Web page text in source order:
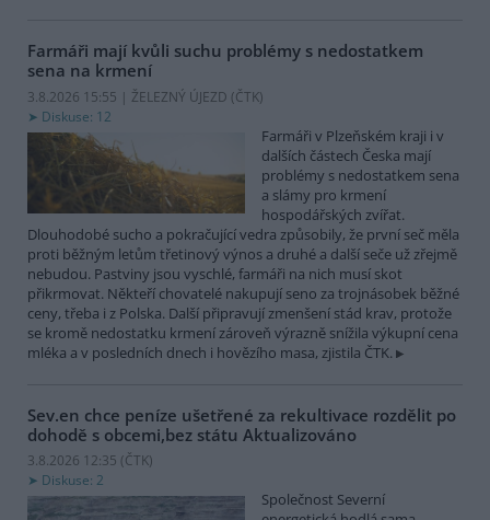
Farmáři mají kvůli suchu problémy s nedostatkem
sena na krmení
3.8.2026 15:55 | ŽELEZNÝ ÚJEZD (ČTK)
Diskuse: 12
Farmáři v Plzeňském kraji i v
dalších částech Česka mají
problémy s nedostatkem sena
a slámy pro krmení
hospodářských zvířat.
Dlouhodobé sucho a pokračující vedra způsobily, že první seč měla
proti běžným letům třetinový výnos a druhé a další seče už zřejmě
nebudou. Pastviny jsou vyschlé, farmáři na nich musí skot
přikrmovat. Někteří chovatelé nakupují seno za trojnásobek běžné
ceny, třeba i z Polska. Další připravují zmenšení stád krav, protože
se kromě nedostatku krmení zároveň výrazně snížila výkupní cena
mléka a v posledních dnech i hovězího masa, zjistila ČTK.
Sev.en chce peníze ušetřené za rekultivace rozdělit po
dohodě s obcemi,bez státu Aktualizováno
3.8.2026 12:35 (ČTK)
Diskuse: 2
Společnost Severní